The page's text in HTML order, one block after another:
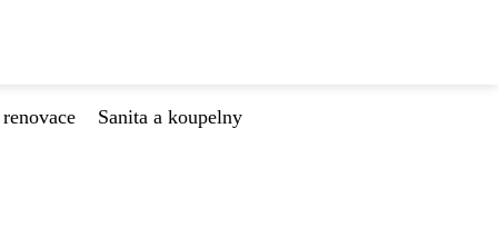
Sanita a koupelny